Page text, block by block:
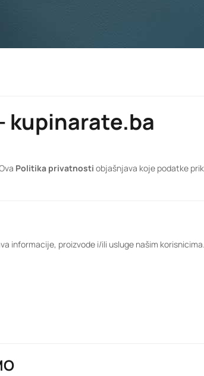
kupinarate.ba
Politika privatnosti objašnjava koje podatke
informacije, proizvode i/ili usluge našim korisnicima.